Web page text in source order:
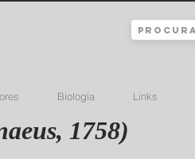
Biologia Links
1758)